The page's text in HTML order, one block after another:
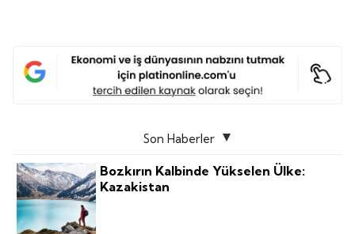
Son Haberler
Bozkırın Kalbinde Yükselen Ülke:
Kazakistan